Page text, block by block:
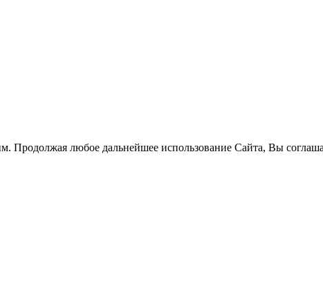
Продолжая любое дальнейшее использование Сайта, Вы